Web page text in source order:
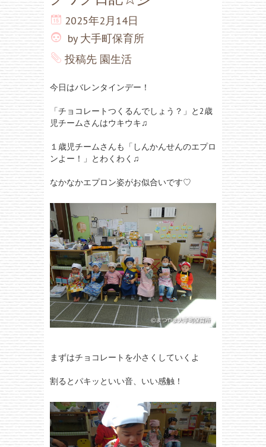
2025年2月14日
by 大手町保育所
投稿先 園生活
今日はバレンタインデー！
「チョコレートつくるんでしょう？」と2歳
児チームさんはウキウキ♫
１歳児チームさんも「しんかんせんのエプロ
ンよー！」とわくわく♫
なかなかエプロン姿がお似合いです♡
まずはチョコレートを小さくしていくよ
割るとパキッといい音、いい感触！